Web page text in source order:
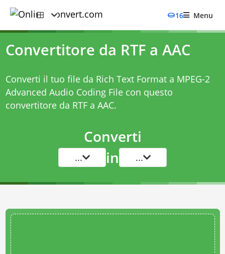
16 Menu
Convertitore da RTF a AAC
Converti il tuo file da Rich Text Format a MPEG-2
Advanced Audio Coding File con questo
convertitore da RTF a AAC.
Converti
... in ...